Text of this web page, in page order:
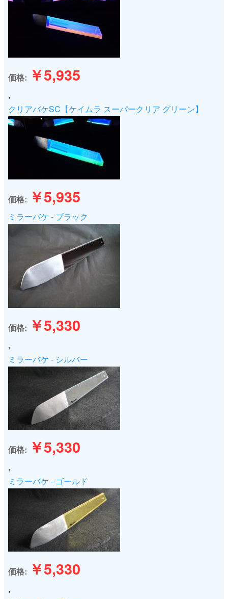
価格 ￥5,935
,
クリアバケSC【ケイムラ スーパークリア グリーン】
価格 ￥5,935
ミラーバケ - ブラック
価格 ￥5,330
,
ミラーバケ - シルバー
価格 ￥5,330
,
ミラーバケ - ゴールド
価格 ￥5,330
,